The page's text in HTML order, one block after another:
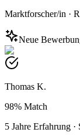
Marktforscher/in ·
Neue
Thomas K.
98% Match
5 Jahre Erfahrung ·